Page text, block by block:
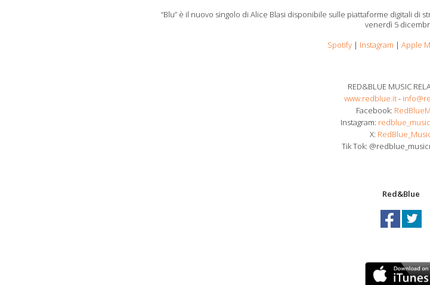
“Blu” è il nuovo singolo di Alice Blasi disponibile sulle piattaforme digitali di
venerdì 5
Spotify| Instagram | Apple
RED&BLUE MUSIC
www.redblue.it-
Facebook:
Instagram:
X:
Tik Tok:
Red&Blue